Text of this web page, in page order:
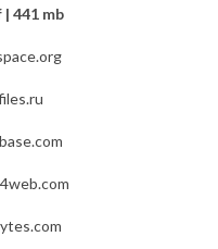
441 mb